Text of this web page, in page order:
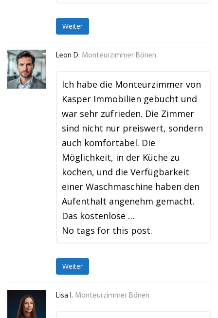
Weiter
Leon D. Monteurzimmer Bönen
Ich habe die Monteurzimmer von
Kasper Immobilien gebucht und
war sehr zufrieden. Die Zimmer
sind nicht nur preiswert, sondern
auch komfortabel. Die
Möglichkeit, in der Küche zu
kochen, und die Verfügbarkeit
einer Waschmaschine haben den
Aufenthalt angenehm gemacht.
Das kostenlose …
No tags for this post.
Weiter
Lisa I. Monteurzimmer Bönen